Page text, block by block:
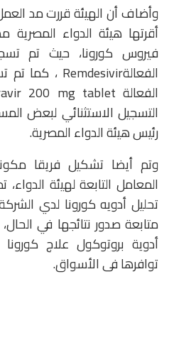
وأضاف أن الهيئة قررت مد العمل
أقرتها هيئة الدواء المصرية
التسجيل الاستثنائي لبعض
رئيس هيئة الدواء المصرية.
وتم أيضا تشكيل فريقا
المعامل التابعة لهيئة
تحليل أدويه كورونا لدي
متابعة صدور نتائجها في
أدوية بروتوكول علاج
توافرها فى الأسواق.